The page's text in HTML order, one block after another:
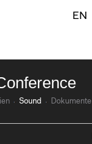
EN
Sound Dokumente